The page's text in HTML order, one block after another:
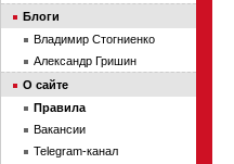
Блоги
Владимир Стогниенко
Александр Гришин
О сайте
Правила
Вакансии
Telegram-канал